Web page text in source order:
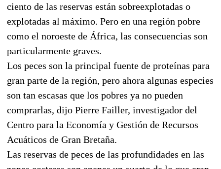
ciento de las reservas están sobreexplotadas o
explotadas al máximo. Pero en una región pobre
como el noroeste de África, las consecuencias son
particularmente graves.
Los peces son la principal fuente de proteínas para
gran parte de la región, pero ahora algunas especies
son tan escasas que los pobres ya no pueden
comprarlas, dijo Pierre Failler, investigador del
Centro para la Economía y Gestión de Recursos
Acuáticos de Gran Bretaña.
Las reservas de peces de las profundidades en las